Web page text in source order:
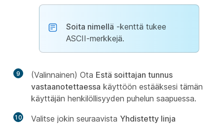
Soita nimellä -kenttä tukee
ASCII-merkkejä.
9 (Valinnainen) Ota Estä soittajan tunnus
vastaanotettaessa käyttöön estääksesi tämän
käyttäjän henkilöllisyyden puhelun saapuessa.
10 Valitse jokin seuraavista Yhdistetty linja